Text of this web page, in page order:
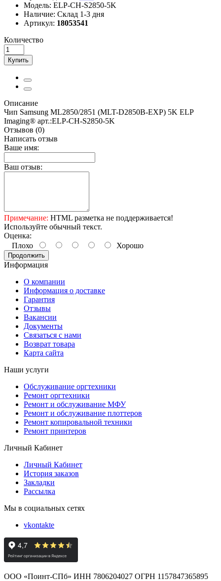
Модель: ELP-CH-S2850-5K
Наличие: Склад 1-3 дня
Артикул: 18053541
Количество
Купить
Описание
Чип Samsung ML2850/2851 (MLT-D2850B-EXP) 5K ELP
Imaging® арт.:ELP-CH-S2850-5K
Отзывов (0)
Написать отзыв
Ваше имя:
Ваш отзыв:
Примечание: HTML разметка не поддерживается!
Используйте обычный текст.
Оценка:
Плохо
Хорошо
Продолжить
Информация
О компании
Информация о доставке
Гарантия
Отзывы
Вакансии
Документы
Связаться с нами
Возврат товара
Карта сайта
Наши услуги
Обслуживание оргтехники
Ремонт оргтехники
Ремонт и обслуживание МФУ
Ремонт и обслуживание плоттеров
Ремонт копировальной техники
Ремонт принтеров
Личный Кабинет
Личный Кабинет
История заказов
Закладки
Рассылка
Мы в социальных сетях
vkontakte
ООО «Поинт-СПб» ИНН 7806204027 ОГРН 1157847365895